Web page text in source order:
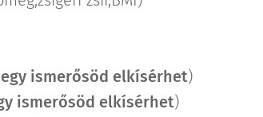
egy ismerősöd elkísérhet)
ismerősöd elkísérhet)